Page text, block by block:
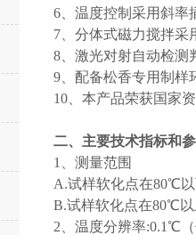
6、温度控制采用斜率
7、分体式磁力搅拌采
8、激光对射自动检测
9、配备松香专用制样
10、本产品荣获国家
二、主要技术指标和
1、测量范围
A.试样软化点在80℃
B.试样软化点在80℃
2、温度分辨率:0.1℃